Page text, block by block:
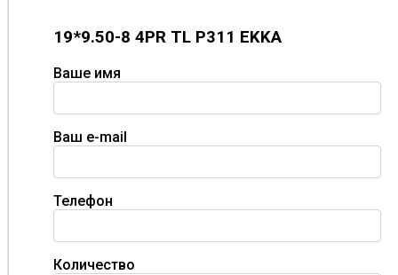
19*9.50-8 4PR TL P311 EKKA
Ваше имя
Ваш e-mail
Телефон
Количество